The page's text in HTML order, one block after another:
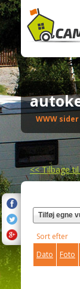
WWW sider
<<Tilbage
Tilføj egne
Sort efter
Dato
Foto